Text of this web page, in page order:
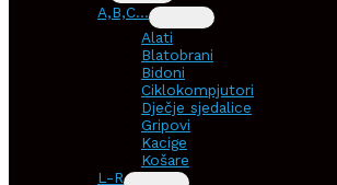
A,B,C…
Alati
Blatobrani
Bidoni
Ciklokompjutori
Dječje sjedalice
Gripovi
Kacige
Košare
L-R